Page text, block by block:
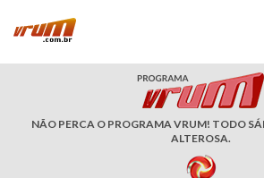
NÃO PERCA O PROGRAMA VRUM! TODO
ALTEROSA.